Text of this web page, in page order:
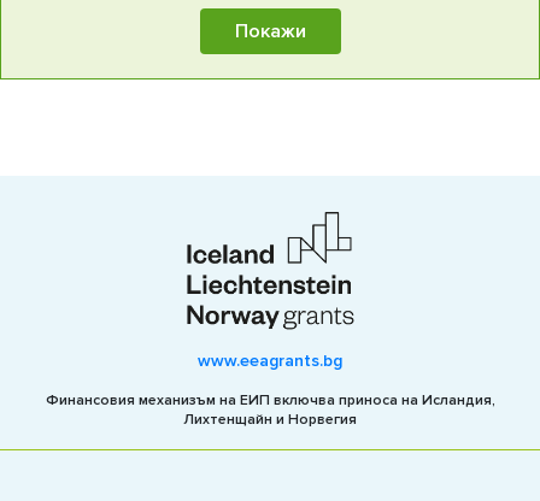
Покажи
www.eeagrants.bg
Финансовия механизъм на ЕИП включва приноса на Исландия,
Лихтенщайн и Норвегия